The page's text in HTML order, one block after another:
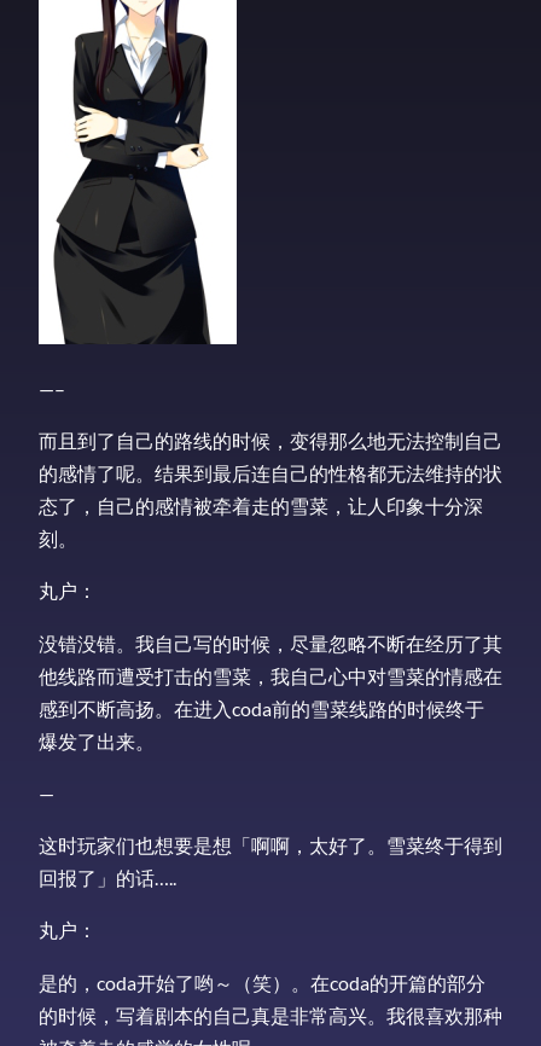
—–
而且到了自己的路线的时候，变得那么地无法控制自己
的感情了呢。结果到最后连自己的性格都无法维持的状
态了，自己的感情被牵着走的雪菜，让人印象十分深
刻。
丸户：
没错没错。我自己写的时候，尽量忽略不断在经历了其
他线路而遭受打击的雪菜，我自己心中对雪菜的情感在
感到不断高扬。在进入coda前的雪菜线路的时候终于
爆发了出来。
—
这时玩家们也想要是想「啊啊，太好了。雪菜终于得到
回报了」的话…..
丸户：
是的，coda开始了哟～（笑）。在coda的开篇的部分
的时候，写着剧本的自己真是非常高兴。我很喜欢那种